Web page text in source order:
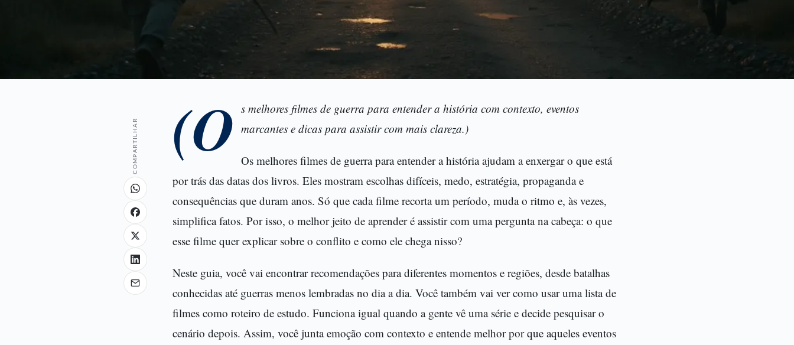
COMPARTILHAR (O s melhores filmes de guerra para entender a história com contexto, eventos
marcantes e dicas para assistir com mais clareza.)
Os melhores filmes de guerra para entender a história ajudam a enxergar o que está
por trás das datas dos livros. Eles mostram escolhas difíceis, medo, estratégia, propaganda e
consequências que duram anos. Só que cada filme recorta um período, muda o ritmo e, às vezes,
simplifica fatos. Por isso, o melhor jeito de aprender é assistir com uma pergunta na cabeça: o que
esse filme quer explicar sobre o conflito e como ele chega nisso?
Neste guia, você vai encontrar recomendações para diferentes momentos e regiões, desde batalhas
conhecidas até guerras menos lembradas no dia a dia. Você também vai ver como usar uma lista de
filmes como roteiro de estudo. Funciona igual quando a gente vê uma série e decide pesquisar o
cenário depois. Assim, você junta emoção com contexto e entende melhor por que aqueles eventos